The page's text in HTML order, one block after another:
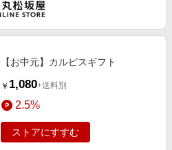
【お中元】カルピスギフト
￥ 1,080+送料別
2.5%
ストアにすすむ